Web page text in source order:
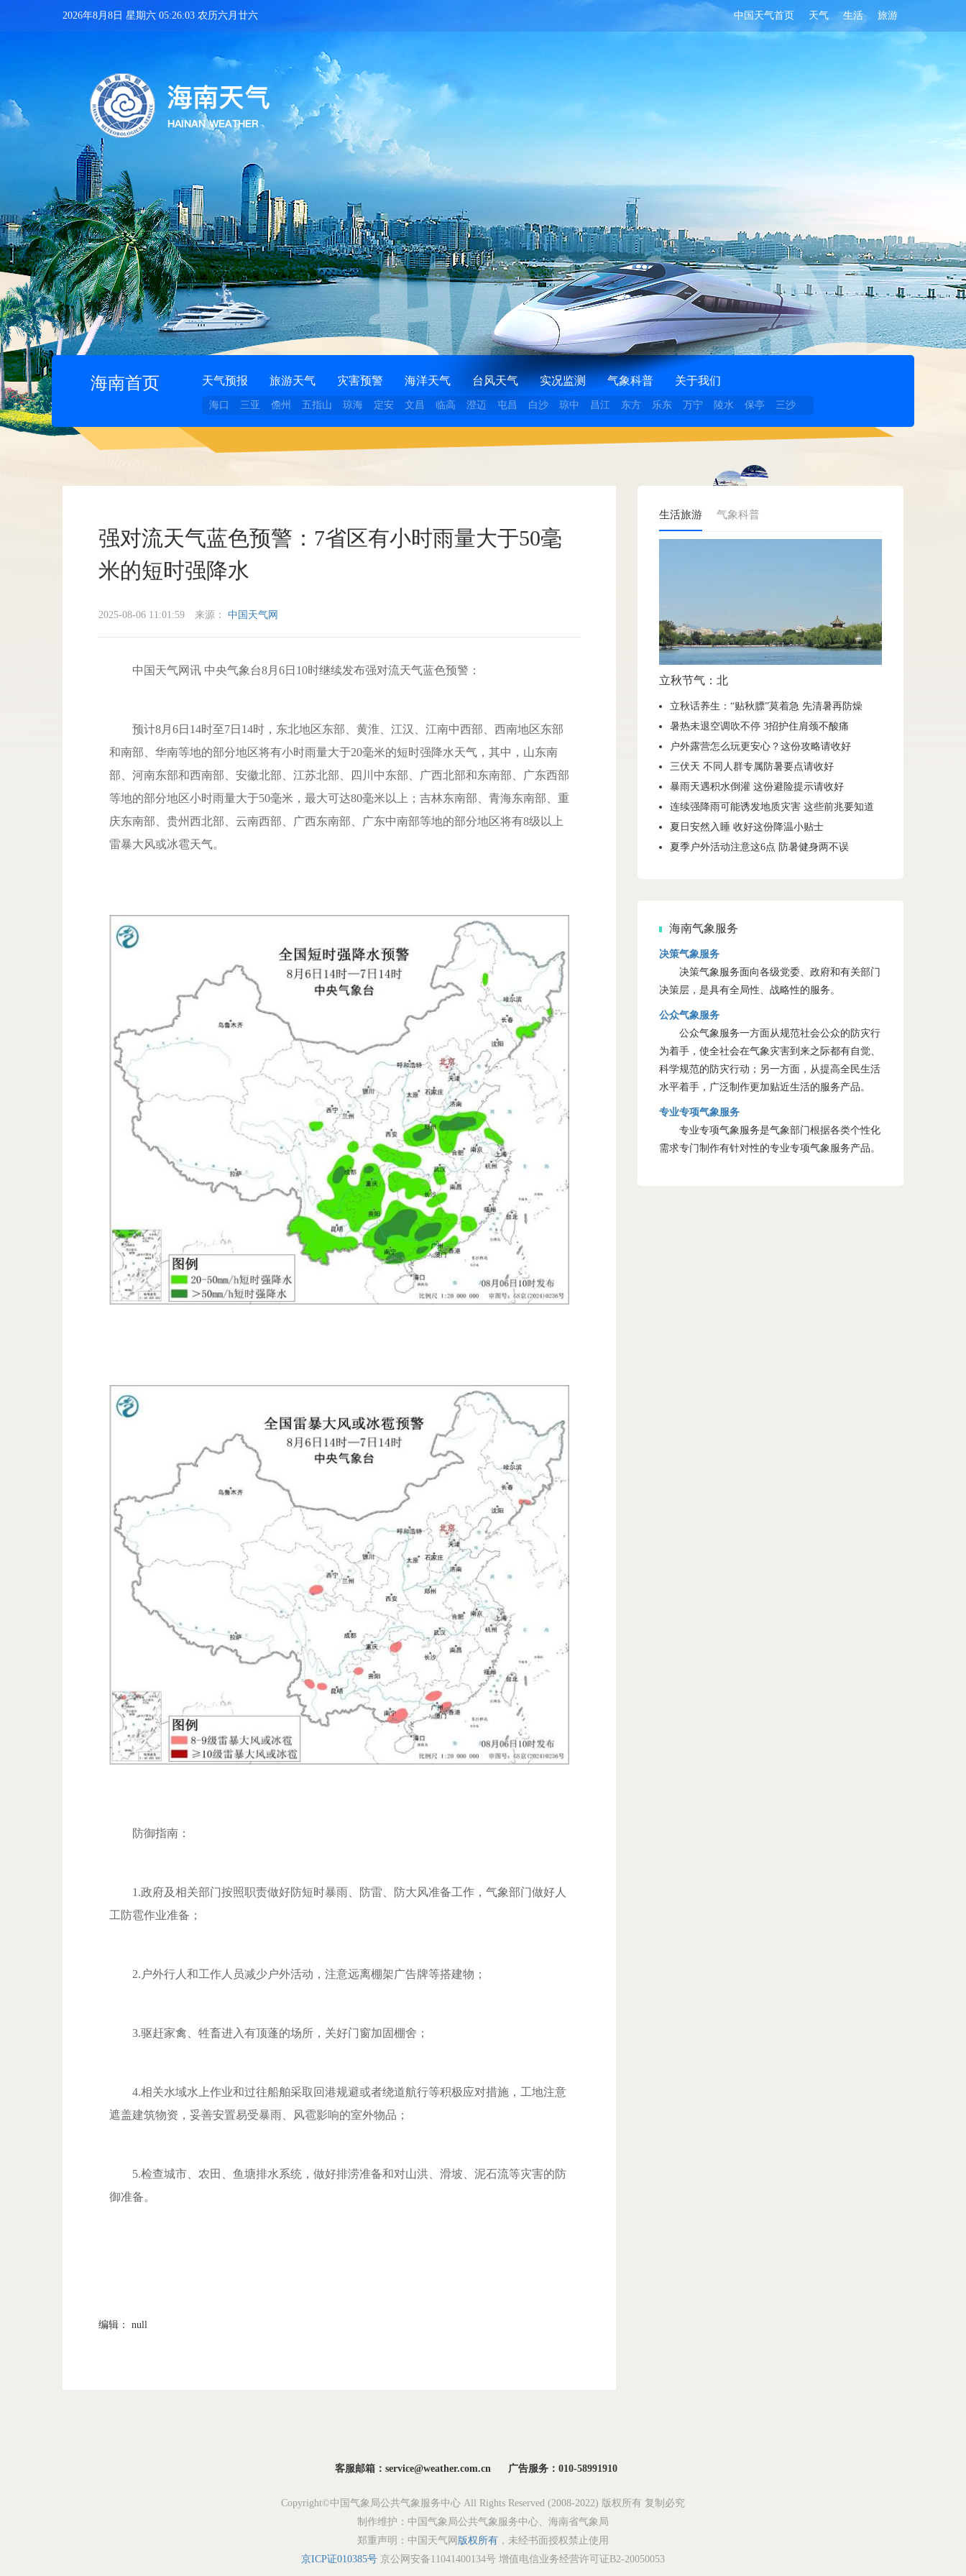
中国天气首页 天气 生活 旅游
2026年8月8日 星期六 05:26:04 农历六月廿六
海南首页 天气预报 旅游天气 灾害预警 海洋天气 台风天气 实况监测 气象科普 关于我们
海口 三亚 儋州 五指山 琼海 定安 文昌 临高 澄迈 屯昌 白沙 琼中 昌江 东方 乐东 万宁 陵水 保亭 三沙
强对流天气蓝色预警：7省区有小时雨量大于50毫
米的短时强降水
2025-08-06 11:01:59 来源： 中国天气网
中国天气网讯 中央气象台8月6日10时继续发布强对流天气蓝色预警：
预计8月6日14时至7日14时，东北地区东部、黄淮、江汉、江南中西部、西南地区东部
和南部、华南等地的部分地区将有小时雨量大于20毫米的短时强降水天气，其中，山东南
部、河南东部和西南部、安徽北部、江苏北部、四川中东部、广西北部和东南部、广东西部
等地的部分地区小时雨量大于50毫米，最大可达80毫米以上；吉林东南部、青海东南部、重
庆东南部、贵州西北部、云南西部、广西东南部、广东中南部等地的部分地区将有8级以上
雷暴大风或冰雹天气。
防御指南：
1.政府及相关部门按照职责做好防短时暴雨、防雷、防大风准备工作，气象部门做好人
工防雹作业准备；
2.户外行人和工作人员减少户外活动，注意远离棚架广告牌等搭建物；
3.驱赶家禽、牲畜进入有顶蓬的场所，关好门窗加固棚舍；
4.相关水域水上作业和过往船舶采取回港规避或者绕道航行等积极应对措施，工地注意
遮盖建筑物资，妥善安置易受暴雨、风雹影响的室外物品；
5.检查城市、农田、鱼塘排水系统，做好排涝准备和对山洪、滑坡、泥石流等灾害的防
御准备。
编辑： null
生活旅游 气象科普
立秋节气：北
立秋话养生：“贴秋膘”莫着急 先清暑再防燥
暑热未退空调吹不停 3招护住肩颈不酸痛
户外露营怎么玩更安心？这份攻略请收好
三伏天 不同人群专属防暑要点请收好
暴雨天遇积水倒灌 这份避险提示请收好
连续强降雨可能诱发地质灾害 这些前兆要知道
夏日安然入睡 收好这份降温小贴士
夏季户外活动注意这6点 防暑健身两不误
海南气象服务
决策气象服务
决策气象服务面向各级党委、政府和有关部门
决策层，是具有全局性、战略性的服务。
公众气象服务
公众气象服务一方面从规范社会公众的防灾行
为着手，使全社会在气象灾害到来之际都有自觉、
科学规范的防灾行动；另一方面，从提高全民生活
水平着手，广泛制作更加贴近生活的服务产品。
专业专项气象服务
专业专项气象服务是气象部门根据各类个性化
需求专门制作有针对性的专业专项气象服务产品。
客服邮箱：service@weather.com.cn 广告服务：010-58991910
Copyright©中国气象局公共气象服务中心 All Rights Reserved (2008-2022) 版权所有 复制必究
制作维护：中国气象局公共气象服务中心、海南省气象局
郑重声明：中国天气网 版权所有 ，未经书面授权禁止使用
京ICP证010385号 京公网安备11041400134号 增值电信业务经营许可证B2-20050053